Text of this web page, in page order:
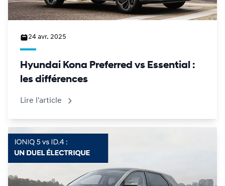
24 avr. 2025
Hyundai Kona Preferred vs Essential :
les différences
Lire l'article